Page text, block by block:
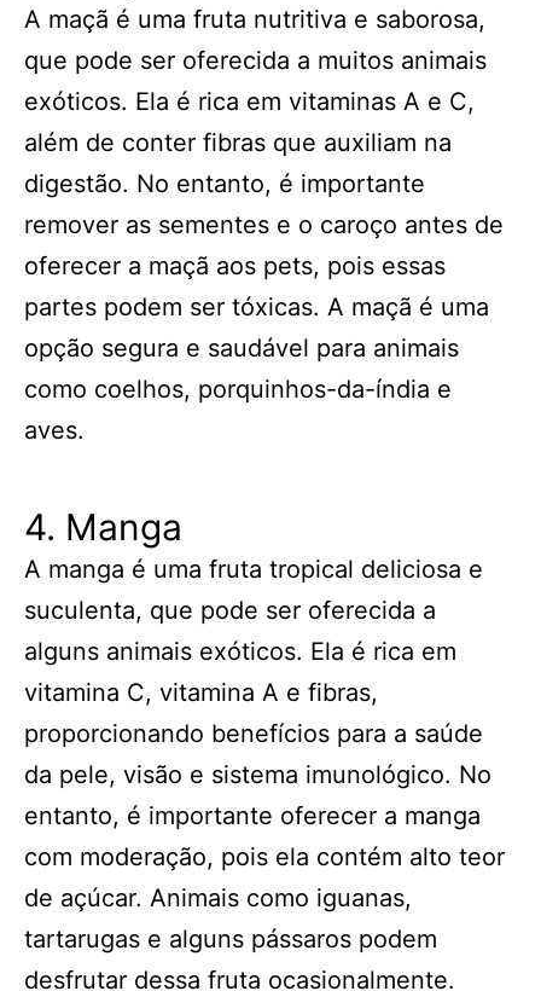
A maçã é uma fruta nutritiva e saborosa,
que pode ser oferecida a muitos animais
exóticos. Ela é rica em vitaminas A e C,
além de conter fibras que auxiliam na
digestão. No entanto, é importante
remover as sementes e o caroço antes de
oferecer a maçã aos pets, pois essas
partes podem ser tóxicas. A maçã é uma
opção segura e saudável para animais
como coelhos, porquinhos-da-índia e
aves.
4. Manga
A manga é uma fruta tropical deliciosa e
suculenta, que pode ser oferecida a
alguns animais exóticos. Ela é rica em
vitamina C, vitamina A e fibras,
proporcionando benefícios para a saúde
da pele, visão e sistema imunológico. No
entanto, é importante oferecer a manga
com moderação, pois ela contém alto teor
de açúcar. Animais como iguanas,
tartarugas e alguns pássaros podem
desfrutar dessa fruta ocasionalmente.